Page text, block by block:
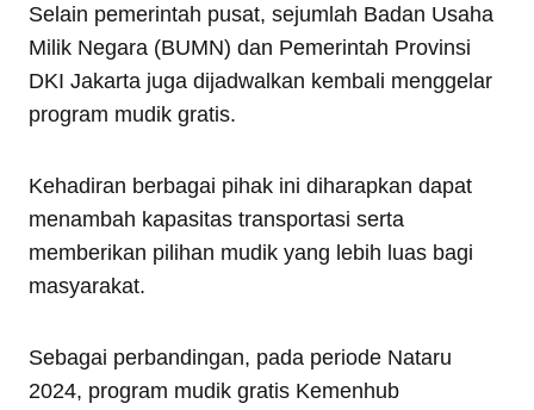
Selain pemerintah pusat, sejumlah Badan Usaha
Milik Negara (BUMN) dan Pemerintah Provinsi
DKI Jakarta juga dijadwalkan kembali menggelar
program mudik gratis.
Kehadiran berbagai pihak ini diharapkan dapat
menambah kapasitas transportasi serta
memberikan pilihan mudik yang lebih luas bagi
masyarakat.
Sebagai perbandingan, pada periode Nataru
2024, program mudik gratis Kemenhub